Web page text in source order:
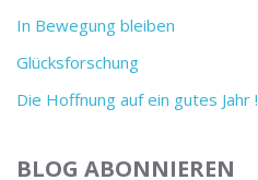
In Bewegung bleiben
Glücksforschung
Die Hoffnung auf ein gutes Jahr !
BLOG ABONNIEREN